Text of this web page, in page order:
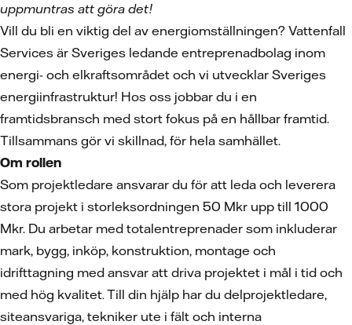
uppmuntras att göra det!
Vill du bli en viktig del av energiomställningen? Vattenfall
Services är Sveriges ledande entreprenadbolag inom
energi- och elkraftsområdet och vi utvecklar Sveriges
energiinfrastruktur! Hos oss jobbar du i en
framtidsbransch med stort fokus på en hållbar framtid.
Tillsammans gör vi skillnad, för hela samhället.
Om rollen
Som projektledare ansvarar du för att leda och leverera
stora projekt i storleksordningen 50 Mkr upp till 1000
Mkr. Du arbetar med totalentreprenader som inkluderar
mark, bygg, inköp, konstruktion, montage och
idrifttagning med ansvar att driva projektet i mål i tid och
med hög kvalitet. Till din hjälp har du delprojektledare,
siteansvariga, tekniker ute i fält och interna